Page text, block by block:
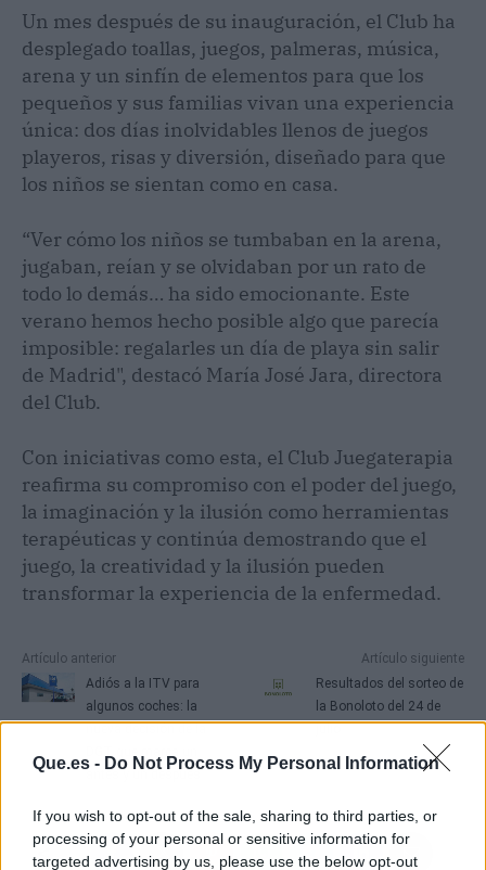
Que.es - Do Not Process My Personal Information
If you wish to opt-out of the sale, sharing to third parties, or
processing of your personal or sensitive information for
targeted advertising by us, please use the below opt-out
Un mes después de su inauguración, el Club ha
desplegado toallas, juegos, palmeras, música,
arena y un sinfín de elementos para que los
pequeños y sus familias vivan una experiencia
única: dos días inolvidables llenos de juegos
playeros, risas y diversión, diseñado para que
los niños se sientan como en casa.
“Ver cómo los niños se tumbaban en la arena,
jugaban, reían y se olvidaban por un rato de
todo lo demás… ha sido emocionante. Este
verano hemos hecho posible algo que parecía
imposible: regalarles un día de playa sin salir
de Madrid", destacó María José Jara, directora
del Club.
Con iniciativas como esta, el Club Juegaterapia
reafirma su compromiso con el poder del juego,
la imaginación y la ilusión como herramientas
terapéuticas y continúa demostrando que el
juego, la creatividad y la ilusión pueden
transformar la experiencia de la enfermedad.
Artículo anterior
Adiós a la ITV para
algunos coches: la
nueva decisión de la
antes y un después
Artículo siguiente
Resultados del sorteo de
la Bonoloto del 24 de
julio